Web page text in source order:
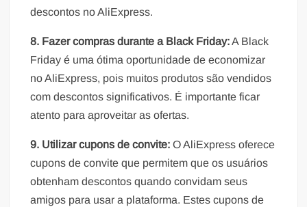
descontos no AliExpress.
8. Fazer compras durante a Black Friday:A Black
Friday é uma ótima oportunidade de economizar
no AliExpress, pois muitos produtos são vendidos
com descontos significativos. É importante ficar
atento para aproveitar as ofertas.
9. Utilizar cupons de convite: O AliExpress oferece
cupons de convite que permitem que os usuários
obtenham descontos quando convidam seus
amigos para usar a plataforma. Estes cupons de